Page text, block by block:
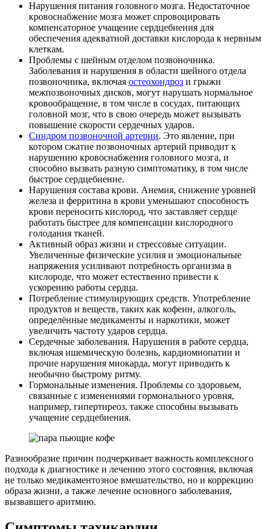
Нарушения питания головного мозга. Недостаточное
кровоснабжение мозга может спровоцировать
компенсаторное учащение сердцебиения для
обеспечения адекватной доставки кислорода к нервным
клеткам.
Проблемы с шейным отделом позвоночника.
Заболевания и нарушения в области шейного отдела
позвоночника, включая остеохондроз и грыжи
межпозвоночных дисков, могут нарушать нормальное
кровообращение, в том числе в сосудах, питающих
головной мозг, что в свою очередь может вызывать
повышение скорости сердечных ударов.
Синдром позвоночной артерии. Это явление, при
котором сжатие позвоночных артерий приводит к
нарушению кровоснабжения головного мозга, и
способно вызвать разную симптоматику, в том числе
быстрое сердцебиение.
Нарушения состава крови. Анемия, снижение уровней
железа и ферритина в крови уменьшают способность
крови переносить кислород, что заставляет сердце
работать быстрее для компенсации кислородного
голодания тканей.
Активный образ жизни и стрессовые ситуации.
Увеличенные физические усилия и эмоциональные
напряжения усиливают потребность организма в
кислороде, что может естественно привести к
ускорению работы сердца.
Потребление стимулирующих средств. Употребление
продуктов и веществ, таких как кофеин, алкоголь,
определённые медикаменты и наркотики, может
увеличить частоту ударов сердца.
Сердечные заболевания. Нарушения в работе сердца,
включая ишемическую болезнь, кардиомиопатии и
прочие нарушения миокарда, могут приводить к
необычно быстрому ритму.
Гормональные изменения. Проблемы со здоровьем,
связанные с изменениями гормонального уровня,
например, гипертиреоз, также способны вызывать
учащение сердцебиения.
Разнообразие причин подчеркивает важность комплексного
подхода к диагностике и лечению этого состояния, включая
не только медикаментозное вмешательство, но и коррекцию
образа жизни, а также лечение основного заболевания,
вызвавшего аритмию.